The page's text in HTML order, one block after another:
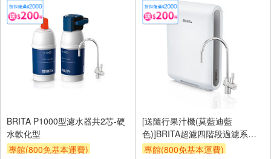
BRITA P1000型濾水器共2芯-硬
水軟化型
專館(800免基本運費)
[送隨行果汁機(莫藍迪藍
色)]BRITA超濾四階段過濾系統
X6 硬水軟化型(贈品為安裝時送
專館(800免基本運費)